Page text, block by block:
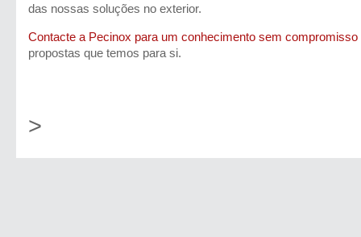
das nossas soluções no exterior.
Contacte a Pecinox para um conhecimento sem compromisso
propostas que temos para si.
>